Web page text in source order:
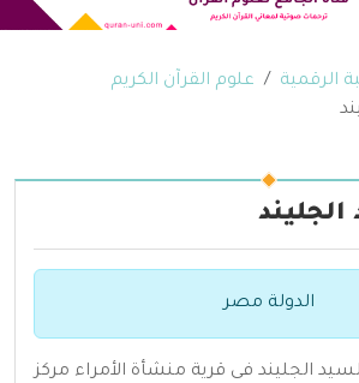
الرقمية
علوم القرآن الكريم
الدولة مصر
الجليند فى قرية منشأة الأمراء مركز